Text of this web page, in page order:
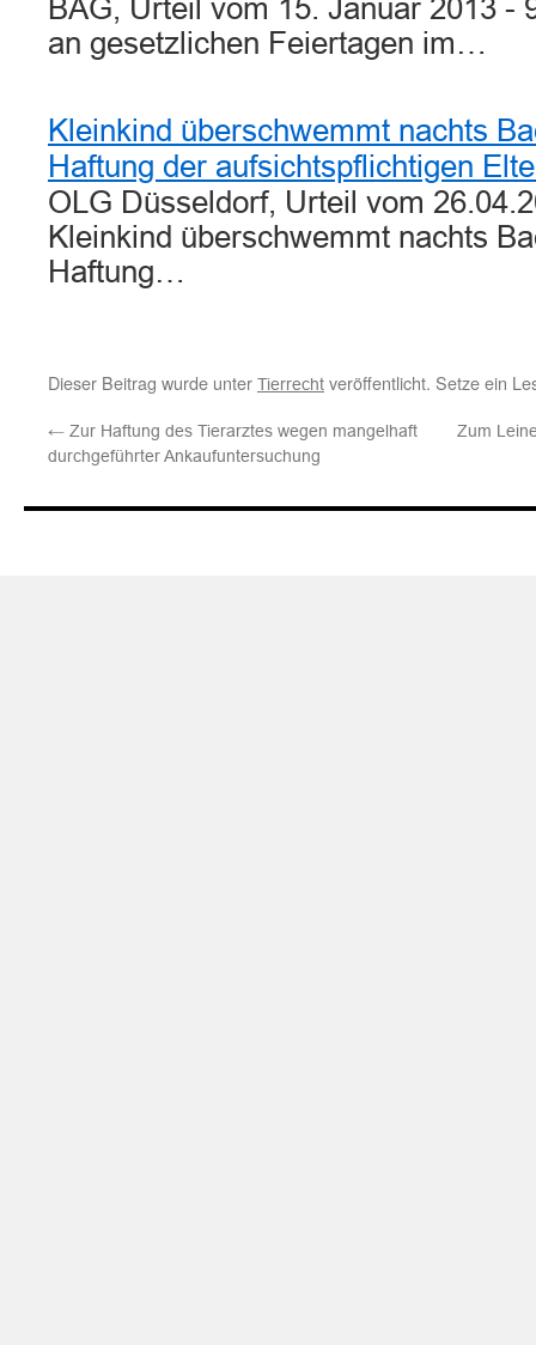
BAG, Urteil vom 15. Januar 2013 -
an gesetzlichen Feiertagen im…
Kleinkind überschwemmt nachts
Haftung der aufsichtspflichtigen
OLG Düsseldorf, Urteil vom
Kleinkind überschwemmt nachts
Haftung…
Dieser Beitrag wurde unter Tierrecht veröffentlicht. Setze ein
← Zur Haftung des Tierarztes wegen mangelhaft
durchgeführter Ankaufuntersuchung
Zum